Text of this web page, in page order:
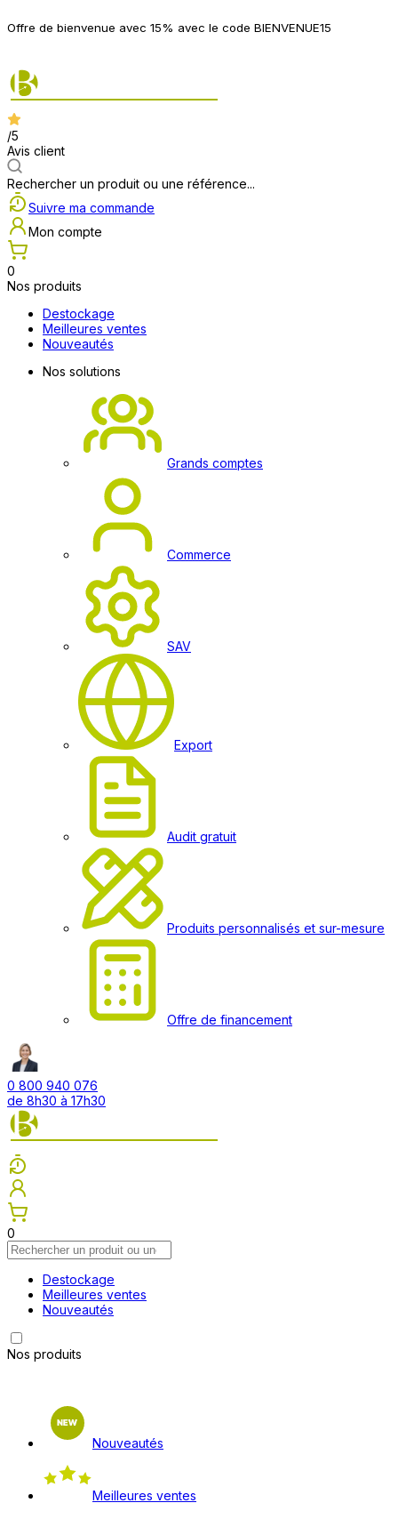
Offre de bienvenue avec 15% avec le code BIENVENUE15
/5
Avis client
Rechercher un produit ou une référence...
Suivre ma commande
Mon compte
0
Nos produits
Destockage
Meilleures ventes
Nouveautés
Nos solutions
Grands comptes
Commerce
SAV
Export
Audit gratuit
Produits personnalisés et sur-mesure
Offre de financement
0 800 940 076
de 8h30 à 17h30
0
Destockage
Meilleures ventes
Nouveautés
Nos produits
Nouveautés
Meilleures ventes